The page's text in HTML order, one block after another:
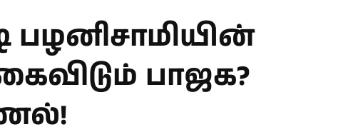
பழனிசாமியின்
பாஜக?